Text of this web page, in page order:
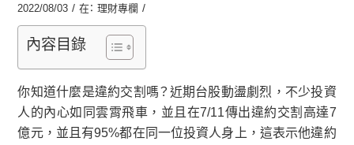
2022/08/03 / 在：理財專欄 /
內容目錄
你知道什麼是違約交割嗎？近期台股動盪劇烈，不少投資
人的內心如同雲霄飛車，並且在7/11傳出違約交割高達7
億元，並且有95%都在同一位投資人身上，這表示他違約